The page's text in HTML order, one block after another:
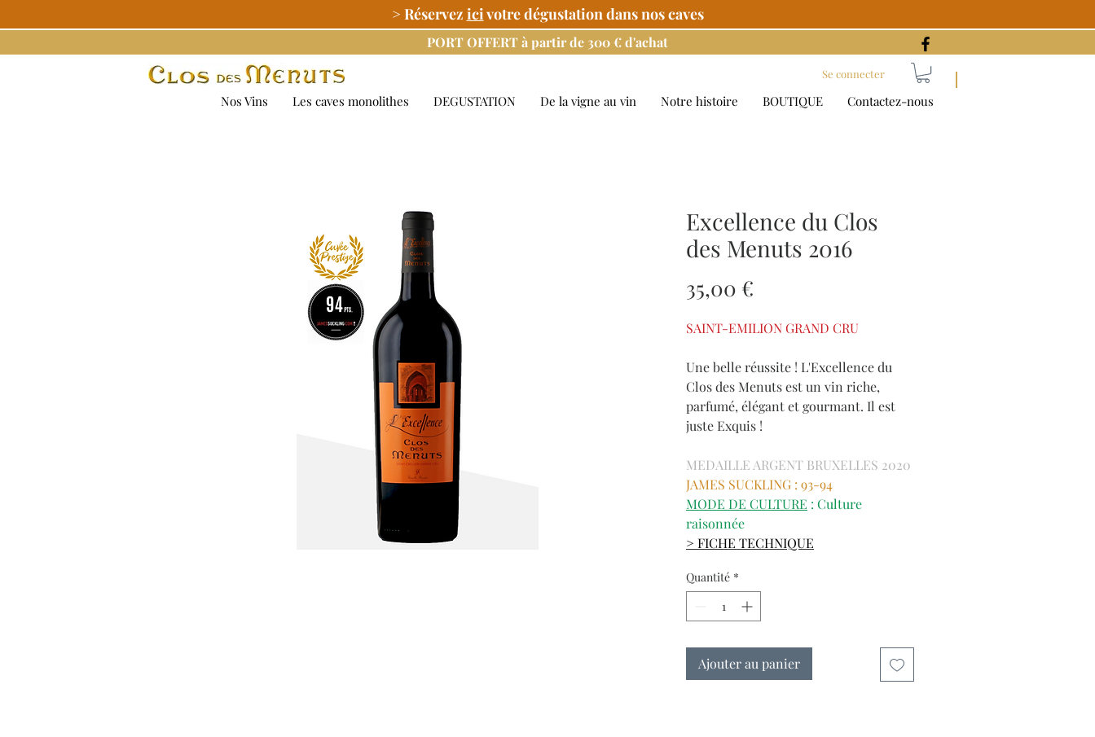
> Réservez icivotre dégustation dans nos caves
PORT OFFERT à partir de 300 € d'achat
Se connecter
Nos Vins Les caves monolithes DEGUSTATION De la vigne au vin Notre histoire BOUTIQUE Contactez-nous
Excellence du Clos
des Menuts 2016
35,00 €
SAINT-EMILION GRAND CRU
Une belle réussite ! L'Excellence du
Clos des Menuts est un vin riche,
parfumé, élégant et gourmant. Il est
juste Exquis !
MEDAILLE ARGENT BRUXELLES 2020
JAMES SUCKLING : 93-94
MODE DE CULTURE : Culture
raisonnée
> FICHE TECHNIQUE
Quantité *
Ajouter au panier